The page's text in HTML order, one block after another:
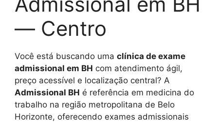
— Centro
Você está buscando uma clínica de exame
admissional em BH com atendimento ágil,
preço acessível e localização central? A
Admissional BH é referência em medicina do
trabalho na região metropolitana de Belo
Horizonte, oferecendo exames admissionais